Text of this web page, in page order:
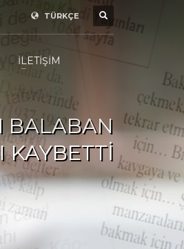
TÜRKÇE
İLETİŞİM
BALABAN
KAYBETTİ